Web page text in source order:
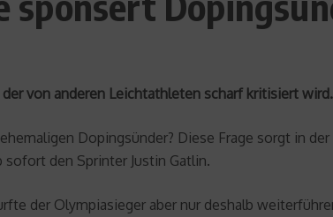
von anderen Leichtathleten scharf kritisiert wird.
Dopingsünder? Diese Frage sorgt in
den Sprinter Justin Gatlin.
der Olympiasieger aber nur deshalb